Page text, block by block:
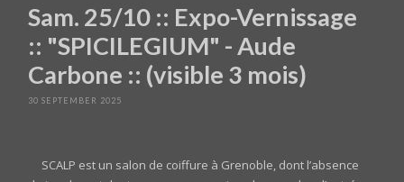
Sam. 25/10 :: Expo-Vernissage
:: "SPICILEGIUM" - Aude
Carbone :: (visible 3 mois)
30 SEPTEMBER 2025
SCALP est un salon de coiffure à Grenoble, dont l’absence